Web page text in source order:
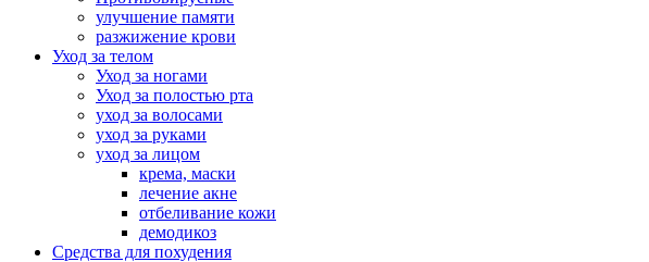
улучшение памяти
разжижение крови
Уход за телом
Уход за ногами
Уход за полостью рта
уход за волосами
уход за руками
уход за лицом
крема, маски
лечение акне
отбеливание кожи
демодикоз
Cредства для похудения